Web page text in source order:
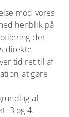
mod vores
henblik på
der
direkte
tid ret til af
at gøre
af
3 og 4.